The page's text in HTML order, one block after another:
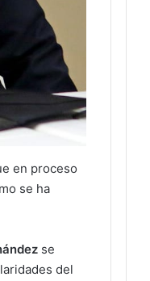
en proceso
se ha
se
del